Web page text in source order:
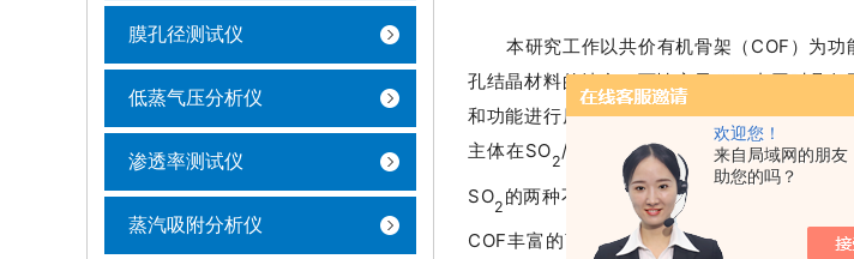
欢迎您！
来自局域网的朋友
助您的吗？
膜孔径测试仪
低蒸气压分析仪
渗透率测试仪
蒸汽吸附分析仪
本研究工作以共价有机骨架（COF）为
孔结晶材料的结合。两性离子COF内同时具
和功能进行原子水平调控，这给设计具备功
主体在SO2/CO
气体分离及无水质子传导领
SO2 的两种不同的极性位点，使其实现了高SO
COF丰富的离子迁移位点，使其在负载三氮